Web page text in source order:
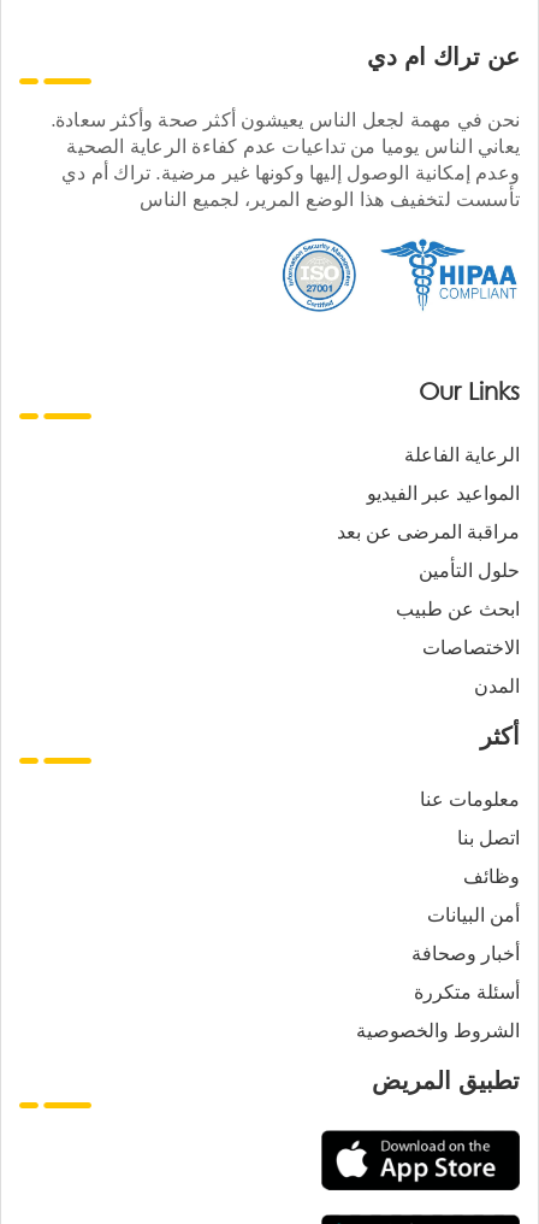
عن تراك ام دي
نحن في مهمة لجعل الناس يعيشون أكثر صحة وأكثر سعادة.
يعاني الناس يوميا من تداعيات عدم كفاءة الرعاية الصحية
وعدم إمكانية الوصول إليها وكونها غير مرضية. تراك أم دي
تأسست لتخفيف هذا الوضع المرير، لجميع الناس
Our Links
الرعاية الفاعلة
المواعيد عبر الفيديو
مراقبة المرضى عن بعد
حلول التأمين
ابحث عن طبيب
الاختصاصات
المدن
أكثر
معلومات عنا
اتصل بنا
وظائف
أمن البيانات
أخبار وصحافة
أسئلة متكررة
الشروط والخصوصية
تطبيق المريض